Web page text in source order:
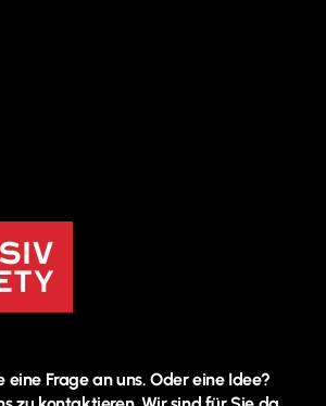
Frage an uns. Oder eine Idee?